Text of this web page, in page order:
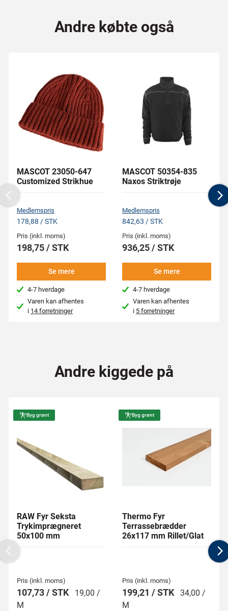
Andre købte også
MASCOT 23050-647
Customized Strikhue
Medlemspris
178,88 / STK
Pris (inkl. moms)
198,75 / STK
Se mere
4-7 hverdage
Varen kan afhentes
i 14 forretninger
MASCOT 50354-835
Naxos Striktrøje
Medlemspris
842,63 / STK
Pris (inkl. moms)
936,25 / STK
Se mere
4-7 hverdage
Varen kan afhentes
i 5 forretninger
Previous
Andre kiggede på
Byg grønt
RAW Fyr Seksta
Trykimprægneret
50x100 mm
Pris (inkl. moms)
107,73 / STK
19,00 /
M
Byg grønt
Thermo Fyr
Terrassebrædder
26x117 mm Rillet/Glat
Pris (inkl. moms)
199,21 / STK 34,00 /
M
Previous